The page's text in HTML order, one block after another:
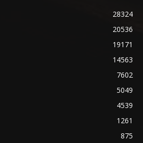
28324
20536
19171
14563
7602
5049
4539
1261
875